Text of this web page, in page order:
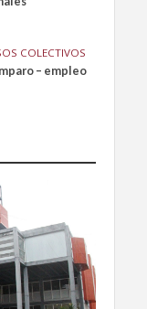
COLECTIVOS
– empleo